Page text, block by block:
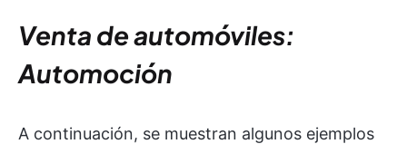
Venta de automóviles:
Automoción
A continuación, se muestran algunos ejemplos